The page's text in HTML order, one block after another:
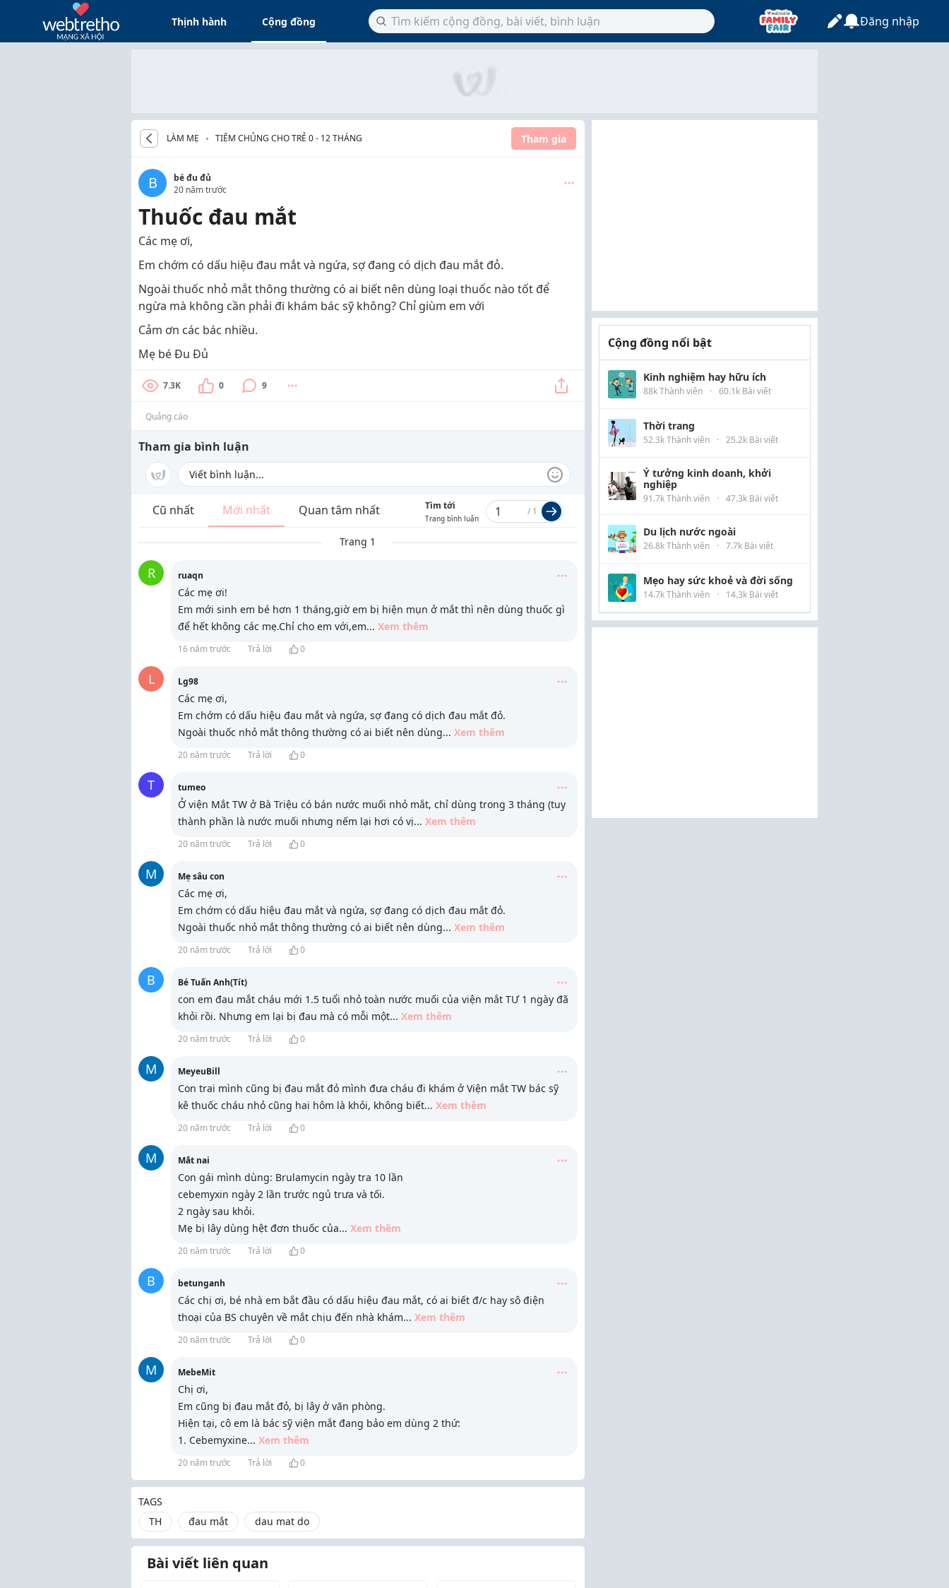
Thịnh hành Cộng đồng Đăng nhập
LÀM MẸ TIÊM CHỦNG CHO TRẺ 0 - 12 THÁNG Tham gia
B
bé đu đủ
20 năm trước
Thuốc đau mắt
Các mẹ ơi,
Em chớm có dấu hiệu đau mắt và ngứa, sợ đang có dịch đau mắt đỏ.
Ngoài thuốc nhỏ mắt thông thường có ai biết nên dùng loại thuốc nào tốt để
ngừa mà không cần phải đi khám bác sỹ không? Chỉ giùm em với
Cảm ơn các bác nhiều.
Mẹ bé Đu Đủ
7.3K 0 9
Quảng cáo
Tham gia bình luận
Cũ nhất Mới nhất Quan tâm nhất Tìm tới
Trang bình luận
/ 1
Trang 1
R ruaqn
Các mẹ ơi!
Em mới sinh em bé hơn 1 tháng,giờ em bị hiện mụn ở mắt thì nên dùng thuốc gì
để hết không các mẹ.Chỉ cho em với,em... Xem thêm
16 năm trước Trả lời 0
L Lg98
Các mẹ ơi,
Em chớm có dấu hiệu đau mắt và ngứa, sợ đang có dịch đau mắt đỏ.
Ngoài thuốc nhỏ mắt thông thường có ai biết nên dùng... Xem thêm
20 năm trước Trả lời 0
T tumeo
Ở viện Mắt TW ở Bà Triệu có bán nước muối nhỏ mắt, chỉ dùng trong 3 tháng (tuy
thành phần là nước muối nhưng nếm lại hơi có vị... Xem thêm
20 năm trước Trả lời 0
M Mẹ sâu con
Các mẹ ơi,
Em chớm có dấu hiệu đau mắt và ngứa, sợ đang có dịch đau mắt đỏ.
Ngoài thuốc nhỏ mắt thông thường có ai biết nên dùng... Xem thêm
20 năm trước Trả lời 0
B Bé Tuấn Anh(Tít)
con em đau mắt cháu mới 1.5 tuổi nhỏ toàn nước muối của viện mắt TƯ 1 ngày đã
khỏi rồi. Nhưng em lại bị đau mà có mỗi một... Xem thêm
20 năm trước Trả lời 0
M MeyeuBill
Con trai mình cũng bị đau mắt đỏ mình đưa cháu đi khám ở Viện mắt TW bác sỹ
kê thuốc cháu nhỏ cũng hai hôm là khỏi, không biết... Xem thêm
20 năm trước Trả lời 0
M Mắt nai
Con gái mình dùng: Brulamycin ngày tra 10 lần
cebemyxin ngày 2 lần trước ngủ trưa và tối.
2 ngày sau khỏi.
Mẹ bị lây dùng hệt đơn thuốc của... Xem thêm
20 năm trước Trả lời 0
B betunganh
Các chị ơi, bé nhà em bắt đầu có dấu hiệu đau mắt, có ai biết đ/c hay sô điện
thoại của BS chuyên về mắt chịu đến nhà khám... Xem thêm
20 năm trước Trả lời 0
M MebeMit
Chị ơi,
Em cũng bị đau mắt đỏ, bị lây ở văn phòng.
Hiện tại, cô em là bác sỹ viện mắt đang bảo em dùng 2 thứ:
1. Cebemyxine... Xem thêm
20 năm trước Trả lời 0
TAGS
TH
đau mắt dau mat do
Bài viết liên quan
Cộng đồng nổi bật
Kinh nghiệm hay hữu ích
88k Thành viên · 60.1k Bài viết
Thời trang
52.3k Thành viên · 25.2k Bài viết
Ý tưởng kinh doanh, khởi
nghiệp
91.7k Thành viên · 47.3k Bài viết
Du lịch nước ngoài
26.8k Thành viên · 7.7k Bài viết
Mẹo hay sức khoẻ và đời sống
14.7k Thành viên · 14.3k Bài viết